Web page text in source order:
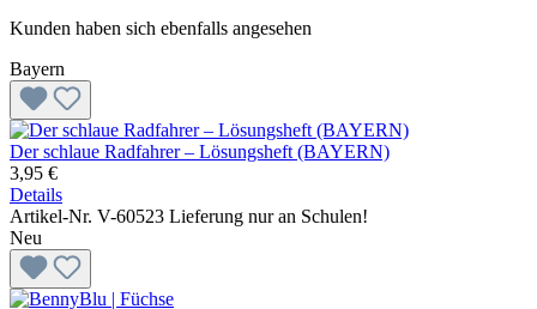
Kunden haben sich ebenfalls angesehen
Bayern
Der schlaue Radfahrer – Lösungsheft (BAYERN)
3,95 €
Details
Artikel-Nr. V-60523 Lieferung nur an Schulen!
Neu